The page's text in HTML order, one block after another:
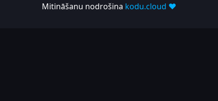
Mitināšanu nodrošina kodu.cloud ❤️